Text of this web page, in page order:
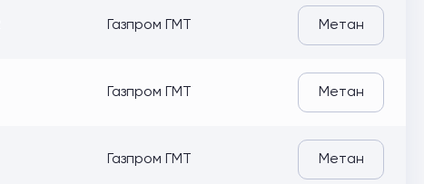
Газпром ГМТ Метан
Газпром ГМТ Метан
Газпром ГМТ Метан